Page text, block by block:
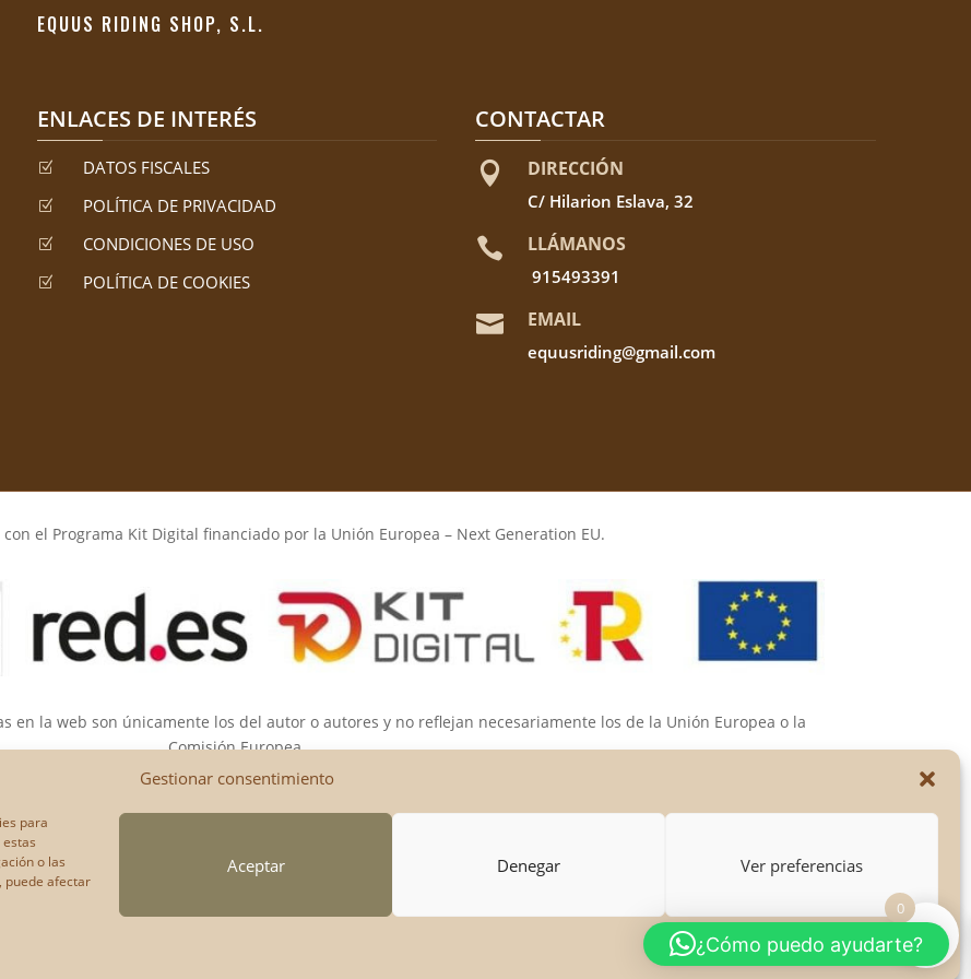
Gestionar consentimiento
para
o las
puede afectar
Aceptar Denegar Ver preferencias
EQUUS RIDING SHOP, S.L.
ENLACES DE INTERÉS
Z DATOS FISCALES
Z POLÍTICA DE PRIVACIDAD
Z CONDICIONES DE USO
Z POLÍTICA DE COOKIES
CONTACTAR
 DIRECCIÓN
C/ Hilarion Eslava, 32
 LLÁMANOS
915493391
 EMAIL
equusriding@gmail.com
el Programa Kit Digital financiado por la Unión Europea – Next Generation EU.
en la web son únicamente los del autor o autores y no reflejan necesariamente los de la Unión Europea o la
Comisión Europea.
ni la Comisión Europea pueden ser consideradas responsables de las mismas.
0
¿Cómo puedo ayudarte?